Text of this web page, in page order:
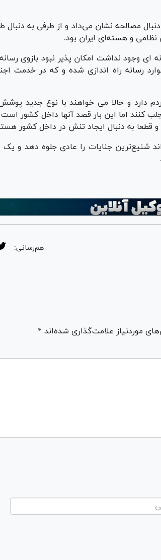
مصالحه نشان می‌داد و از طرفی به دنبال
نظامی و هسته‌ای ایران بود.
ای وجود نداشت امکان پذیر نبود بازوی
رسانه راه اندازی شده و که در خدمت
دارد و حالا می خواهند با نوع جدید
کنند اما این بار قصد آنها داخل کشور
و قطعا به دنبال ایجاد تنش در داخل کشور
شنیع‌ترین جنایات را عادی جلوه دهد و یک
هم‌رسانی:
موردنیاز علامت‌گذاری شده‌اند *